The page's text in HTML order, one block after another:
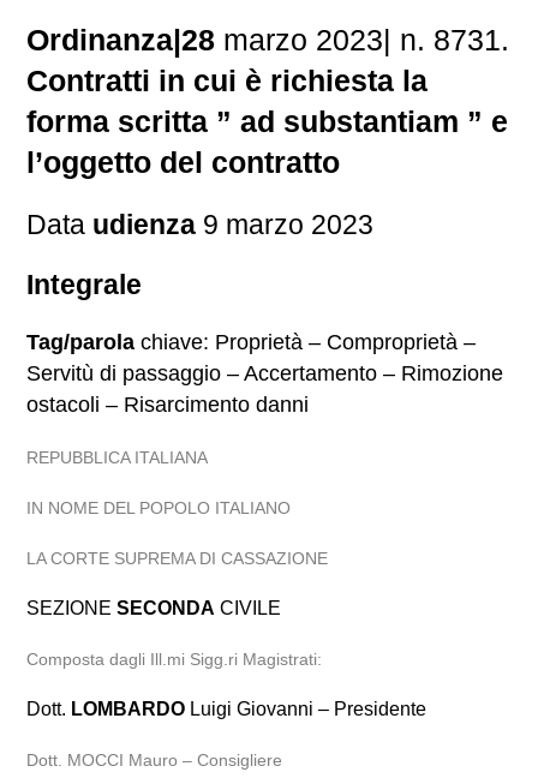
Ordinanza|28 marzo 2023| n. 8731.
Contratti in cui è richiesta la
forma scritta ” ad substantiam ” e
l’oggetto del contratto
Data udienza 9 marzo 2023
Integrale
Tag/parola chiave: Proprietà – Comproprietà –
Servitù di passaggio – Accertamento – Rimozione
ostacoli – Risarcimento danni
REPUBBLICA ITALIANA
IN NOME DEL POPOLO ITALIANO
LA CORTE SUPREMA DI CASSAZIONE
SEZIONESECONDA CIVILE
Composta dagli Ill.mi Sigg.ri Magistrati:
Dott. LOMBARDO Luigi Giovanni – Presidente
Dott. MOCCI Mauro – Consigliere